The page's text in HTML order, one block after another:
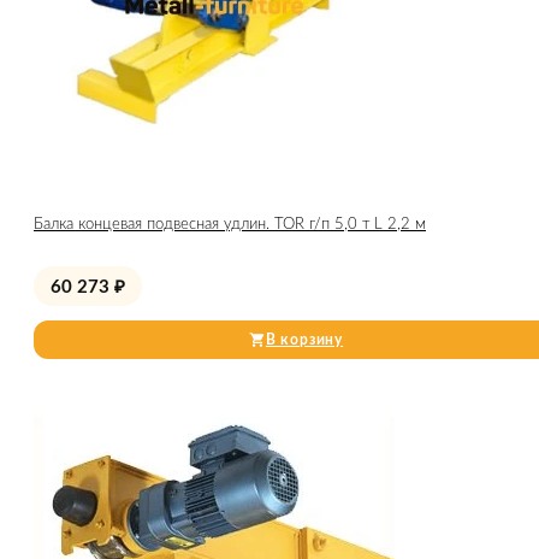
Балка концевая подвесная удлин. TOR г/п 5,0 т L 2,2 м
60 273 ₽
В корзину